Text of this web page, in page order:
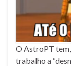
O AstroPT
trabalho a